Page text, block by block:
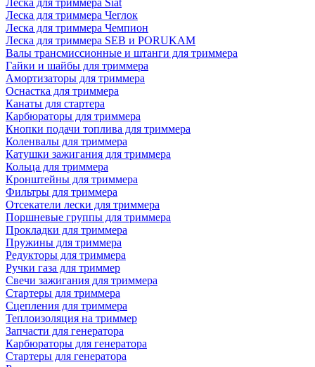
Леска для триммера Siat
Леска для триммера Чеглок
Леска для триммера Чемпион
Леска для триммера SEB и PORUKAM
Валы трансмиссионные и штанги для триммера
Гайки и шайбы для триммера
Амортизаторы для триммера
Оснастка для триммера
Канаты для стартера
Карбюраторы для триммера
Кнопки подачи топлива для триммера
Коленвалы для триммера
Катушки зажигания для триммера
Кольца для триммера
Кронштейны для триммера
Фильтры для триммера
Отсекатели лески для триммера
Поршневые группы для триммера
Прокладки для триммера
Пружины для триммера
Редукторы для триммера
Ручки газа для триммер
Свечи зажигания для триммера
Стартеры для триммера
Сцепления для триммера
Теплоизоляция на триммер
Запчасти для генератора
Карбюраторы для генератора
Стартеры для генератора